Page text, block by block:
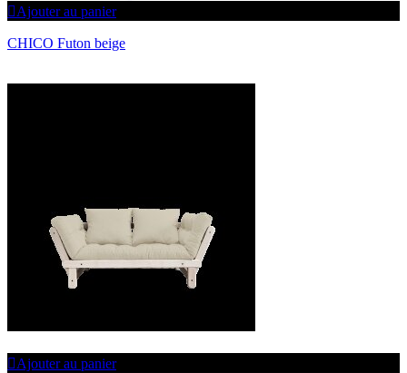
Ajouter au panier
CHICO Futon beige
Ajouter au panier